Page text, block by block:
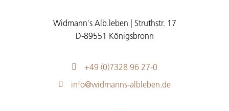
Widmann´s Alb.leben | Struthstr. 17
D-89551 Königsbronn
+49 (0)7328 96 27-0
info@widmanns-albleben.de